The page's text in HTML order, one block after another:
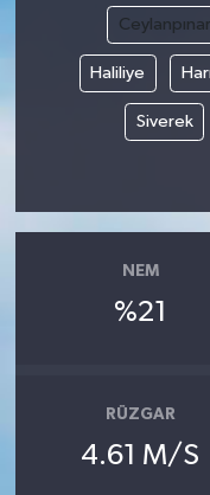
Ceylanpınar
Haliliye
Siverek
NEM
%21
RÜZGAR
4.61 M/S